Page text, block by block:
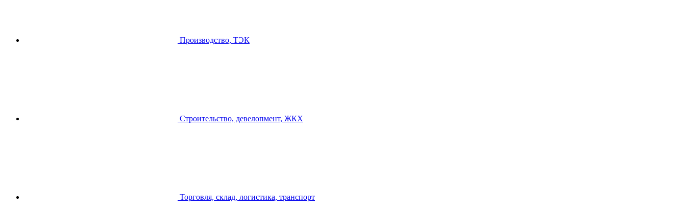
Производство, ТЭК
Строительство, девелопмент, ЖКХ
Торговля, склад, логистика, транспорт